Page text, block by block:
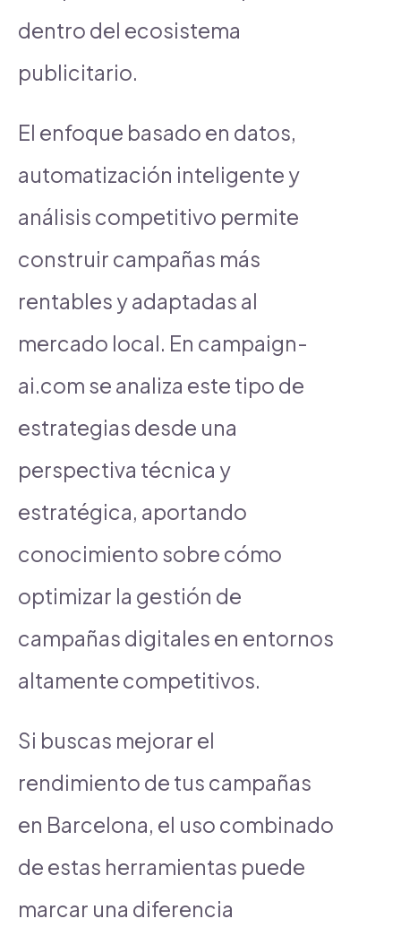
dentro del ecosistema
publicitario.
El enfoque basado en datos,
automatización inteligente y
análisis competitivo permite
construir campañas más
rentables y adaptadas al
mercado local. En campaign-
ai.com se analiza este tipo de
estrategias desde una
perspectiva técnica y
estratégica, aportando
conocimiento sobre cómo
optimizar la gestión de
campañas digitales en entornos
altamente competitivos.
Si buscas mejorar el
rendimiento de tus campañas
en Barcelona, el uso combinado
de estas herramientas puede
marcar una diferencia